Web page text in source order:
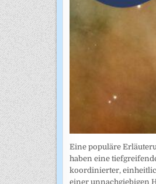
Eine populäre
haben eine
koordinierter,
einer unnachgiebigen